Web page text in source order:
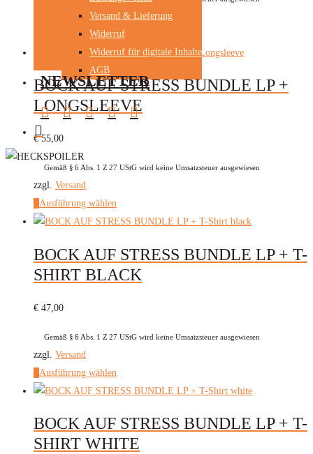
Versand & Lieferung
Widerruf
Widerruf für digitale Inhalte
AGB
NEWSLETTER
FACEBOOK
YOUTUBE
INSTAGRAM
SPOTIFYBANDCAMP
Versand
In den Warenkorb
BOCK AUF STRESS BUNDLE LP +
LONGSLEEVE
€55,00
Gemäß § 6 Abs. 1 Z 27 UStG wird keine Umsatzsteuer ausgewiesen
zzgl. Versand
Ausführung wählen
Produkt
mehrere
Varianten
gewählt
werden
BOCK AUF STRESS BUNDLE LP + T-
SHIRT BLACK
€ 47,00
Gemäß § 6 Abs. 1 Z 27 UStG wird keine Umsatzsteuer ausgewiesen
zzgl. Versand
Ausführung wählen
Produkt
mehrere
Varianten
BOCK AUF STRESS BUNDLE LP + T-
SHIRT WHITE